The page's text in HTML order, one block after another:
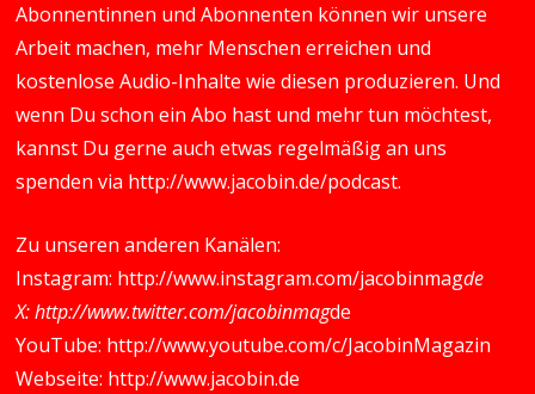
Abonnentinnen und Abonnenten können wir unsere
Arbeit machen, mehr Menschen erreichen und
kostenlose Audio-Inhalte wie diesen produzieren. Und
wenn Du schon ein Abo hast und mehr tun möchtest,
kannst Du gerne auch etwas regelmäßig an uns
spenden via http://www.jacobin.de/podcast.
Zu unseren anderen Kanälen:
Instagram: http://www.instagram.com/jacobinmagde
X:http://www.twitter.com/jacobinmagde
YouTube: http://www.youtube.com/c/JacobinMagazin
Webseite: http://www.jacobin.de